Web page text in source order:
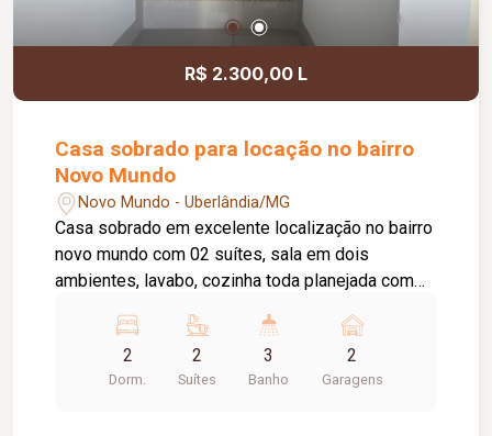
R$ 2.300,00 L
Casa sobrado para locação no bairro
Novo Mundo
Novo Mundo - Uberlândia/MG
Casa sobrado em excelente localização no bairro
novo mundo com 02 suítes, sala em dois
ambientes, lavabo, cozinha toda planejada com
02 vagas de garagem, portão eletrônico.
2
Dorm.
2
Suítes
3
Banho
2
Garagens